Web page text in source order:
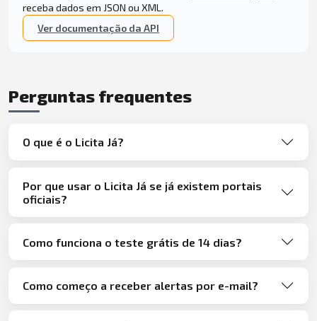
receba dados em JSON ou XML.
Ver documentação da API
Perguntas frequentes
O que é o Licita Já?
Por que usar o Licita Já se já existem portais
oficiais?
Como funciona o teste grátis de 14 dias?
Como começo a receber alertas por e-mail?